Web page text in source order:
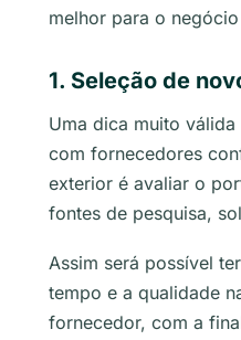
melhor para o
1. Seleção de
Uma dica muito
com fornecedores
exterior é avaliar o
fontes de pesquisa,
Assim será possível
tempo e a qualidade
fornecedor, com a